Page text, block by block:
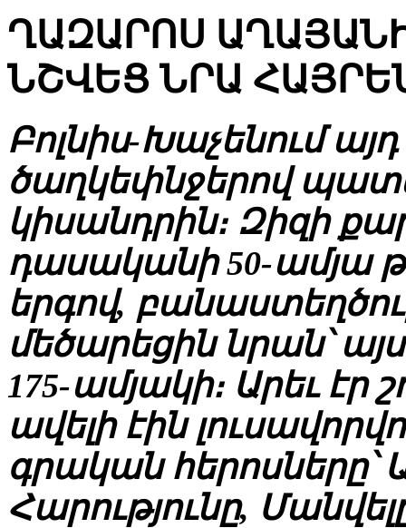
ՂԱԶԱՐՈՍ
ՆՇՎԵՑ ՆՐԱ
Բոլնիս-Խաչենում
ծաղկեփնջերով
կիսանդրին։ Զիզի
դասականի 50-ամյա
երգով,
մեծարեցին նրան՝
175-ամյակի։ Արեւ էր
ավելի էին
գրական
Հարությունը,